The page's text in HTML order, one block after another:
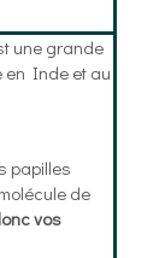
une grande
en Inde et au
papilles
de
vos